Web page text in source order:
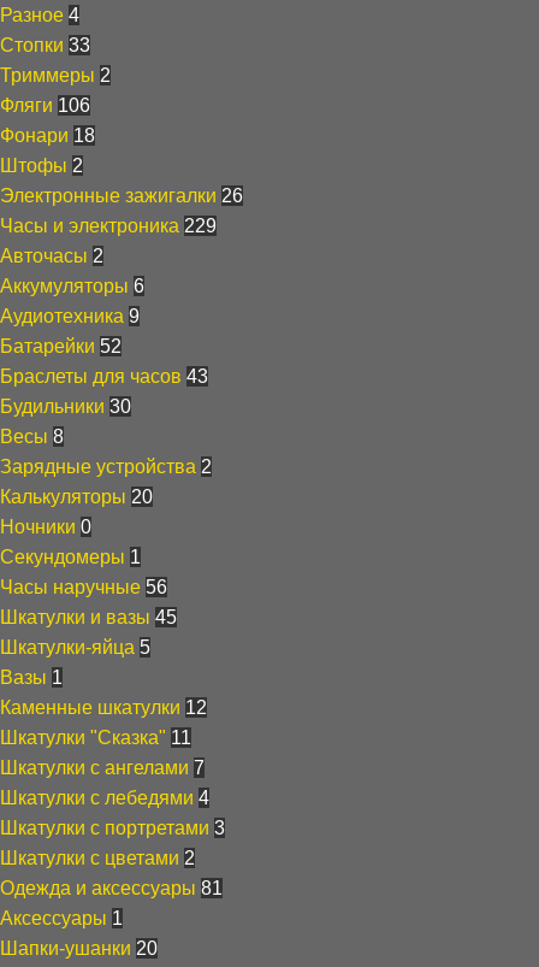
Разное 4
Стопки 33
Триммеры 2
Фляги 106
Фонари 18
Штофы 2
Электронные зажигалки 26
Часы и электроника 229
Авточасы 2
Аккумуляторы 6
Аудиотехника 9
Батарейки 52
Браслеты для часов 43
Будильники 30
Весы 8
Зарядные устройства 2
Калькуляторы 20
Ночники 0
Секундомеры 1
Часы наручные 56
Шкатулки и вазы 45
Шкатулки-яйца 5
Вазы 1
Каменные шкатулки 12
Шкатулки "Сказка" 11
Шкатулки с ангелами 7
Шкатулки с лебедями 4
Шкатулки с портретами 3
Шкатулки с цветами 2
Одежда и аксессуары 81
Аксессуары 1
Шапки-ушанки 20